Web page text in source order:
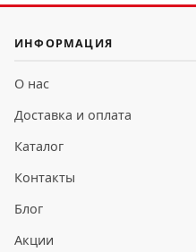
ИНФОРМАЦИЯ
О нас
Доставка и оплата
Каталог
Контакты
Блог
Акции